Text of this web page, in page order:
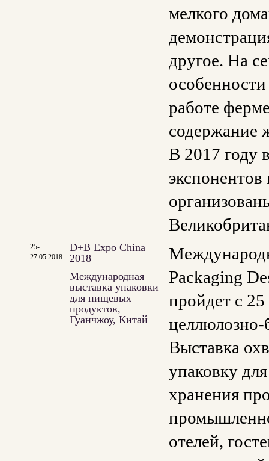
мелкого
другое. На
работе
содержание
В 2017 году
25-
27.05.2018
D+B Expo China
2018
Международная
выставка упаковки
для пищевых
продуктов,
Гуанчжоу, Китай
Packaging
пройдет с
Выставка
упаковку
хранения
отелей,